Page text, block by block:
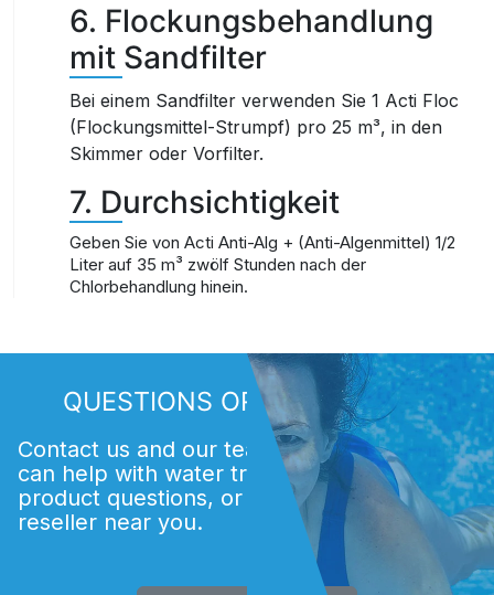
6. Flockungsbehandlung
mit Sandfilter
Bei einem Sandfilter verwenden Sie 1 Acti Floc
(Flockungsmittel-Strumpf) pro 25 m³, in den
Skimmer oder Vorfilter.
7. Durchsichtigkeit
Geben Sie von Acti Anti-Alg + (Anti-Algenmittel) 1/2
Liter auf 35 m³ zwölf Stunden nach der
Chlorbehandlung hinein.
QUESTIONS OR COMMENTS?
Contact us and our team of experts. We
can help with water treatment issues,
product questions, or finding an Acti
reseller near you.